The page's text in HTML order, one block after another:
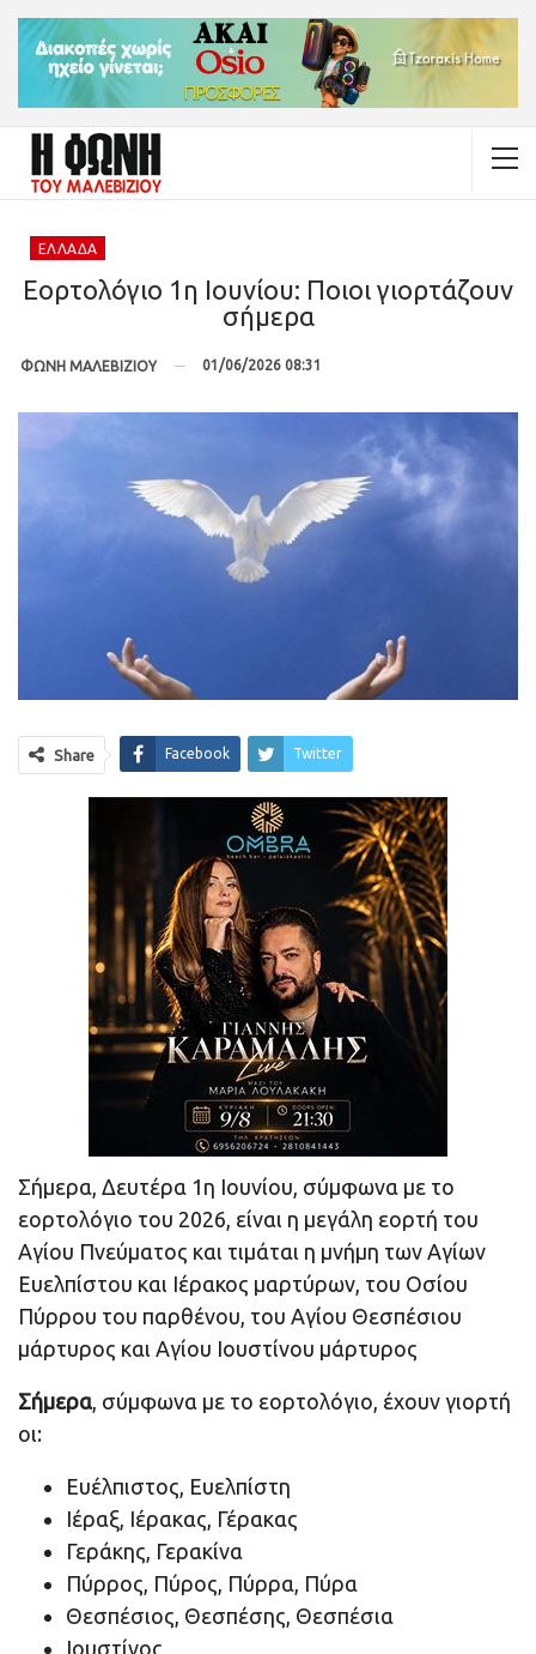
ΕΛΛΆΔΑ
Εορτολόγιο 1η Ιουνίου: Ποιοι γιορτάζουν
σήμερα
ΦΩΝΗ ΜΑΛΕΒΙΖΙΟΥ 01/06/2026 08:31
Share Facebook Twitter
Σήμερα, Δευτέρα 1η Ιουνίου, σύμφωνα με το
εορτολόγιο του 2026, είναι η μεγάλη εορτή του
Αγίου Πνεύματος και τιμάται η μνήμη των Αγίων
Ευελπίστου και Ιέρακος μαρτύρων, του Οσίου
Πύρρου του παρθένου, του Αγίου Θεσπέσιου
μάρτυρος και Αγίου Ιουστίνου μάρτυρος
Σήμερα, σύμφωνα με το εορτολόγιο, έχουν γιορτή
οι:
Ευέλπιστος, Ευελπίστη
Ιέραξ, Ιέρακας, Γέρακας
Γεράκης, Γερακίνα
Πύρρος, Πύρος, Πύρρα, Πύρα
Θεσπέσιος, Θεσπέσης, Θεσπέσια
Ιουστίνος